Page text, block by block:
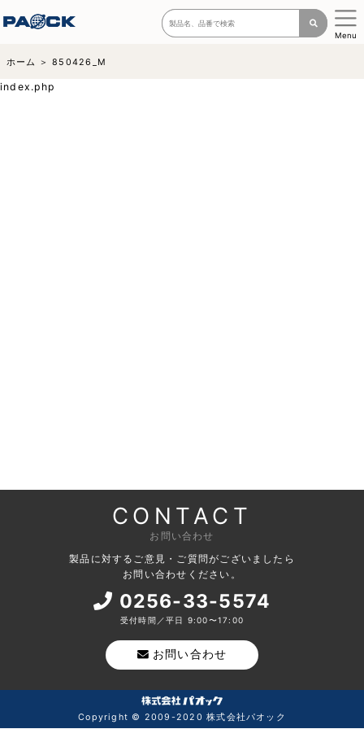
Menu
ホーム 850426_M
index.php
CONTACT
お問い合わせ
製品に対するご意見・ご質問がございましたら
お問い合わせください。
0256-33-5574
受付時間／平日 9:00〜17:00
お問い合わせ
Copyright © 2009-2020 株式会社パオック